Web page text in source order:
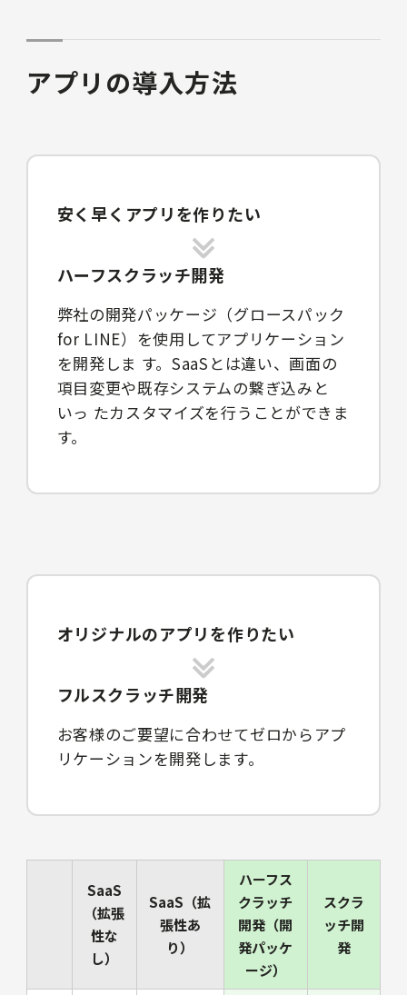
アプリの導入方法
安く早くアプリを作りたい
ハーフスクラッチ開発
弊社の開発パッケージ（グロースパック
for LINE）を使用してアプリケーション
を開発しま す。SaaSとは違い、画面の
項目変更や既存システムの繋ぎ込みと
いっ たカスタマイズを行うことができま
す。
オリジナルのアプリを作りたい
フルスクラッチ開発
お客様のご要望に合わせてゼロからアプ
リケーションを開発します。
SaaS
（拡張
性な
し）
SaaS（拡
張性あ
り）
ハーフス
クラッチ
開発（開
発パッケ
ージ）
スクラ
ッチ開
発